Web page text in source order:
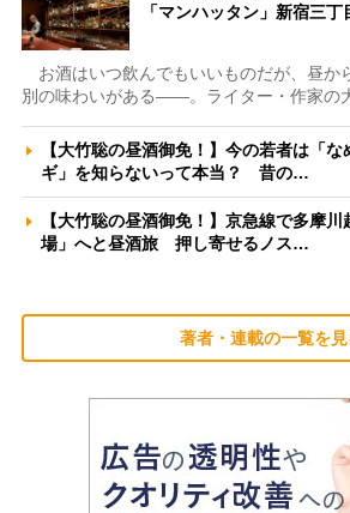
「マンハッタン」新宿三
お酒はいつ飲んでもいいものだが、昼か
別の味わいがある――。ライター・作家の
【大竹聡の昼酒御免！】今の若者は「
ギ」を知らないって本当？ 昔の…
【大竹聡の昼酒御免！】京急線で多摩
場」へと昼酒旅 押し寄せるノス…
著者・連載の一覧を見